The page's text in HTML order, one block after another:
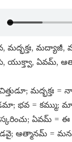
మద్భక్తః, మద్యాజీ,
యుక్త్వా, ఏవమ్​,
మద్భక్తః
భవ = కమ్ము;
ఏవమ్​ =
ఆత్మానమ్​ =